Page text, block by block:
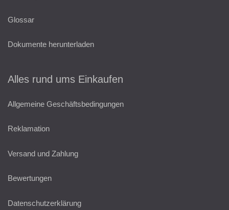
Glossar
Dokumente herunterladen
Alles rund ums Einkaufen
Allgemeine Geschäftsbedingungen
Reklamation
Versand und Zahlung
Bewertungen
Datenschutzerklärung